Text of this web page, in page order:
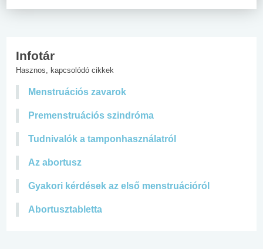
Infotár
Hasznos, kapcsolódó cikkek
Menstruációs zavarok
Premenstruációs szindróma
Tudnivalók a tamponhasználatról
Az abortusz
Gyakori kérdések az első menstruációról
Abortusztabletta